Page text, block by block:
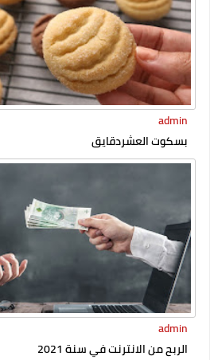
admin
بسكوت العشردقايق
admin
الربح من الانترنت في سنة 2021